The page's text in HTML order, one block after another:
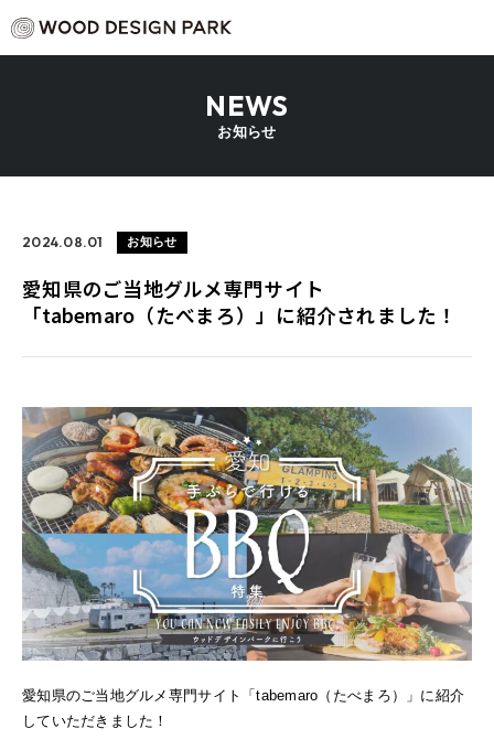
NEWS
お知らせ
2024.08.01 お知らせ
愛知県のご当地グルメ専門サイト
「tabemaro（たべまろ）」に紹介されました！
愛知県のご当地グルメ専門サイト「tabemaro（たべまろ）」に紹介
していただきました！